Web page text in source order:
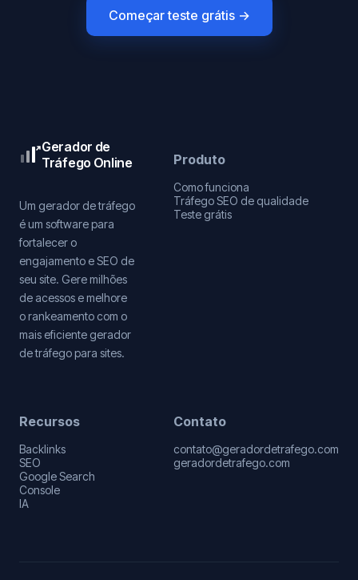
Começar teste grátis →
Gerador de
Tráfego Online
Um gerador de tráfego
é um software para
fortalecer o
engajamento e SEO de
seu site. Gere milhões
de acessos e melhore
o rankeamento com o
mais eficiente gerador
de tráfego para sites.
Produto
Como funciona
Tráfego SEO de qualidade
Teste grátis
Recursos
Backlinks
SEO
Google Search
Console
IA
Contato
contato@geradordetrafego.com
geradordetrafego.com